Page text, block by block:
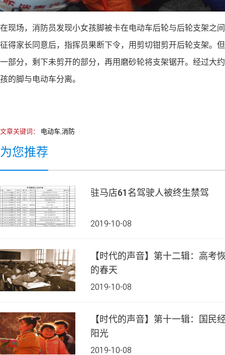
在现场，消防员发现小女孩脚被卡在电动车后轮与后轮支架之
征得家长同意后，指挥员果断下令，用剪切钳剪开后轮支架。
一部分，剩下未剪开的部分，再用磨砂轮将支架锯开。经过大
孩的脚与电动车分离。
文章关键词： 电动车,消防
为您推荐
驻马店61名驾驶人被终生禁驾
2019-10-08
【时代的声音】第十二辑：高考
的春天
2019-10-08
【时代的声音】第十一辑：国民
阳光
2019-10-08